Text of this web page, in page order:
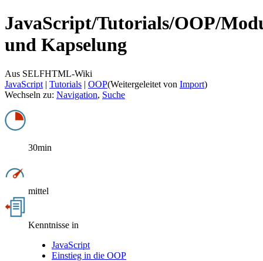
JavaScript/Tutorials/OOP/
und Kapselung
Aus SELFHTML-Wiki
JavaScript ‎ | Tutorials ‎ | OOP(Weitergeleitet von Import)
Wechseln zu: Navigation, Suche
30min
mittel
Kenntnisse in
JavaScript
Einstieg in die OOP